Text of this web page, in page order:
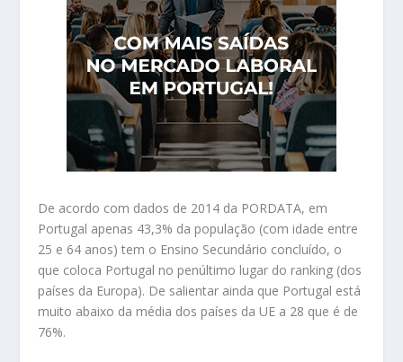
De acordo com dados de 2014 da PORDATA, em
Portugal apenas 43,3% da população (com idade entre
25 e 64 anos) tem o Ensino Secundário concluído, o
que coloca Portugal no penúltimo lugar do ranking (dos
países da Europa). De salientar ainda que Portugal está
muito abaixo da média dos países da UE a 28 que é de
76%.